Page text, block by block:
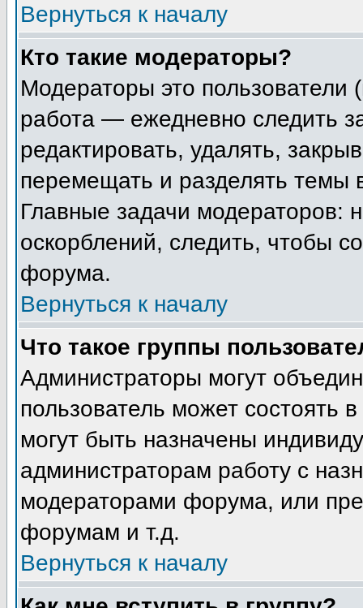
Вернуться к началу
Кто такие модераторы?
Модераторы это пользователи
работа — ежедневно следить
редактировать, удалять,
перемещать и разделять темы
Главные задачи модераторов:
оскорблений, следить, чтобы
форума.
Вернуться к началу
Что такое группы
Администраторы могут
пользователь может состоять
могут быть назначены
администраторам работу с
модераторами форума, или
форумам и т.д.
Вернуться к началу